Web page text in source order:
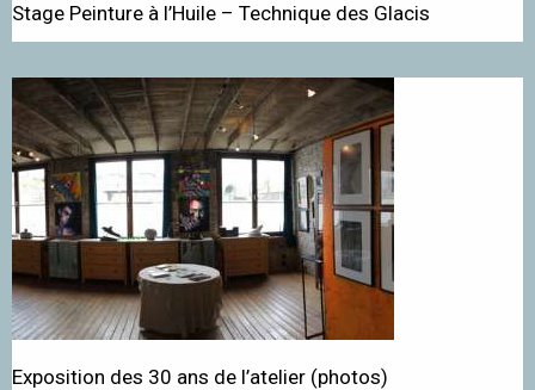
Stage Peinture à l’Huile – Technique des Glacis
Exposition des 30 ans de l’atelier (photos)